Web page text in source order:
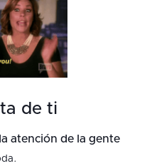
de ti
atención de la gente